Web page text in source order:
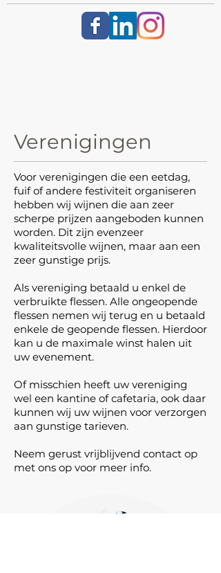
Verenigingen
Voor verenigingen die een eetdag,
fuif of andere festiviteit organiseren
hebben wij wijnen die aan zeer
scherpe prijzen aangeboden kunnen
worden. Dit zijn evenzeer
kwaliteitsvolle wijnen, maar aan een
zeer gunstige prijs.
Als vereniging betaald u enkel de
verbruikte flessen. Alle ongeopende
flessen nemen wij terug en u betaald
enkele de geopende flessen. Hierdoor
kan u de maximale winst halen uit
uw evenement.
Of misschien heeft uw vereniging
wel een kantine of cafetaria, ook daar
kunnen wij uw wijnen voor verzorgen
aan gunstige tarieven.
Neem gerust vrijblijvend contact op
met ons op voor meer info.